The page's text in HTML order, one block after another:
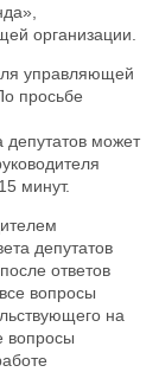
организации.
управляющей
просьбе
депутатов может
минут.
депутатов
ответов
вопросы
на
вопросы